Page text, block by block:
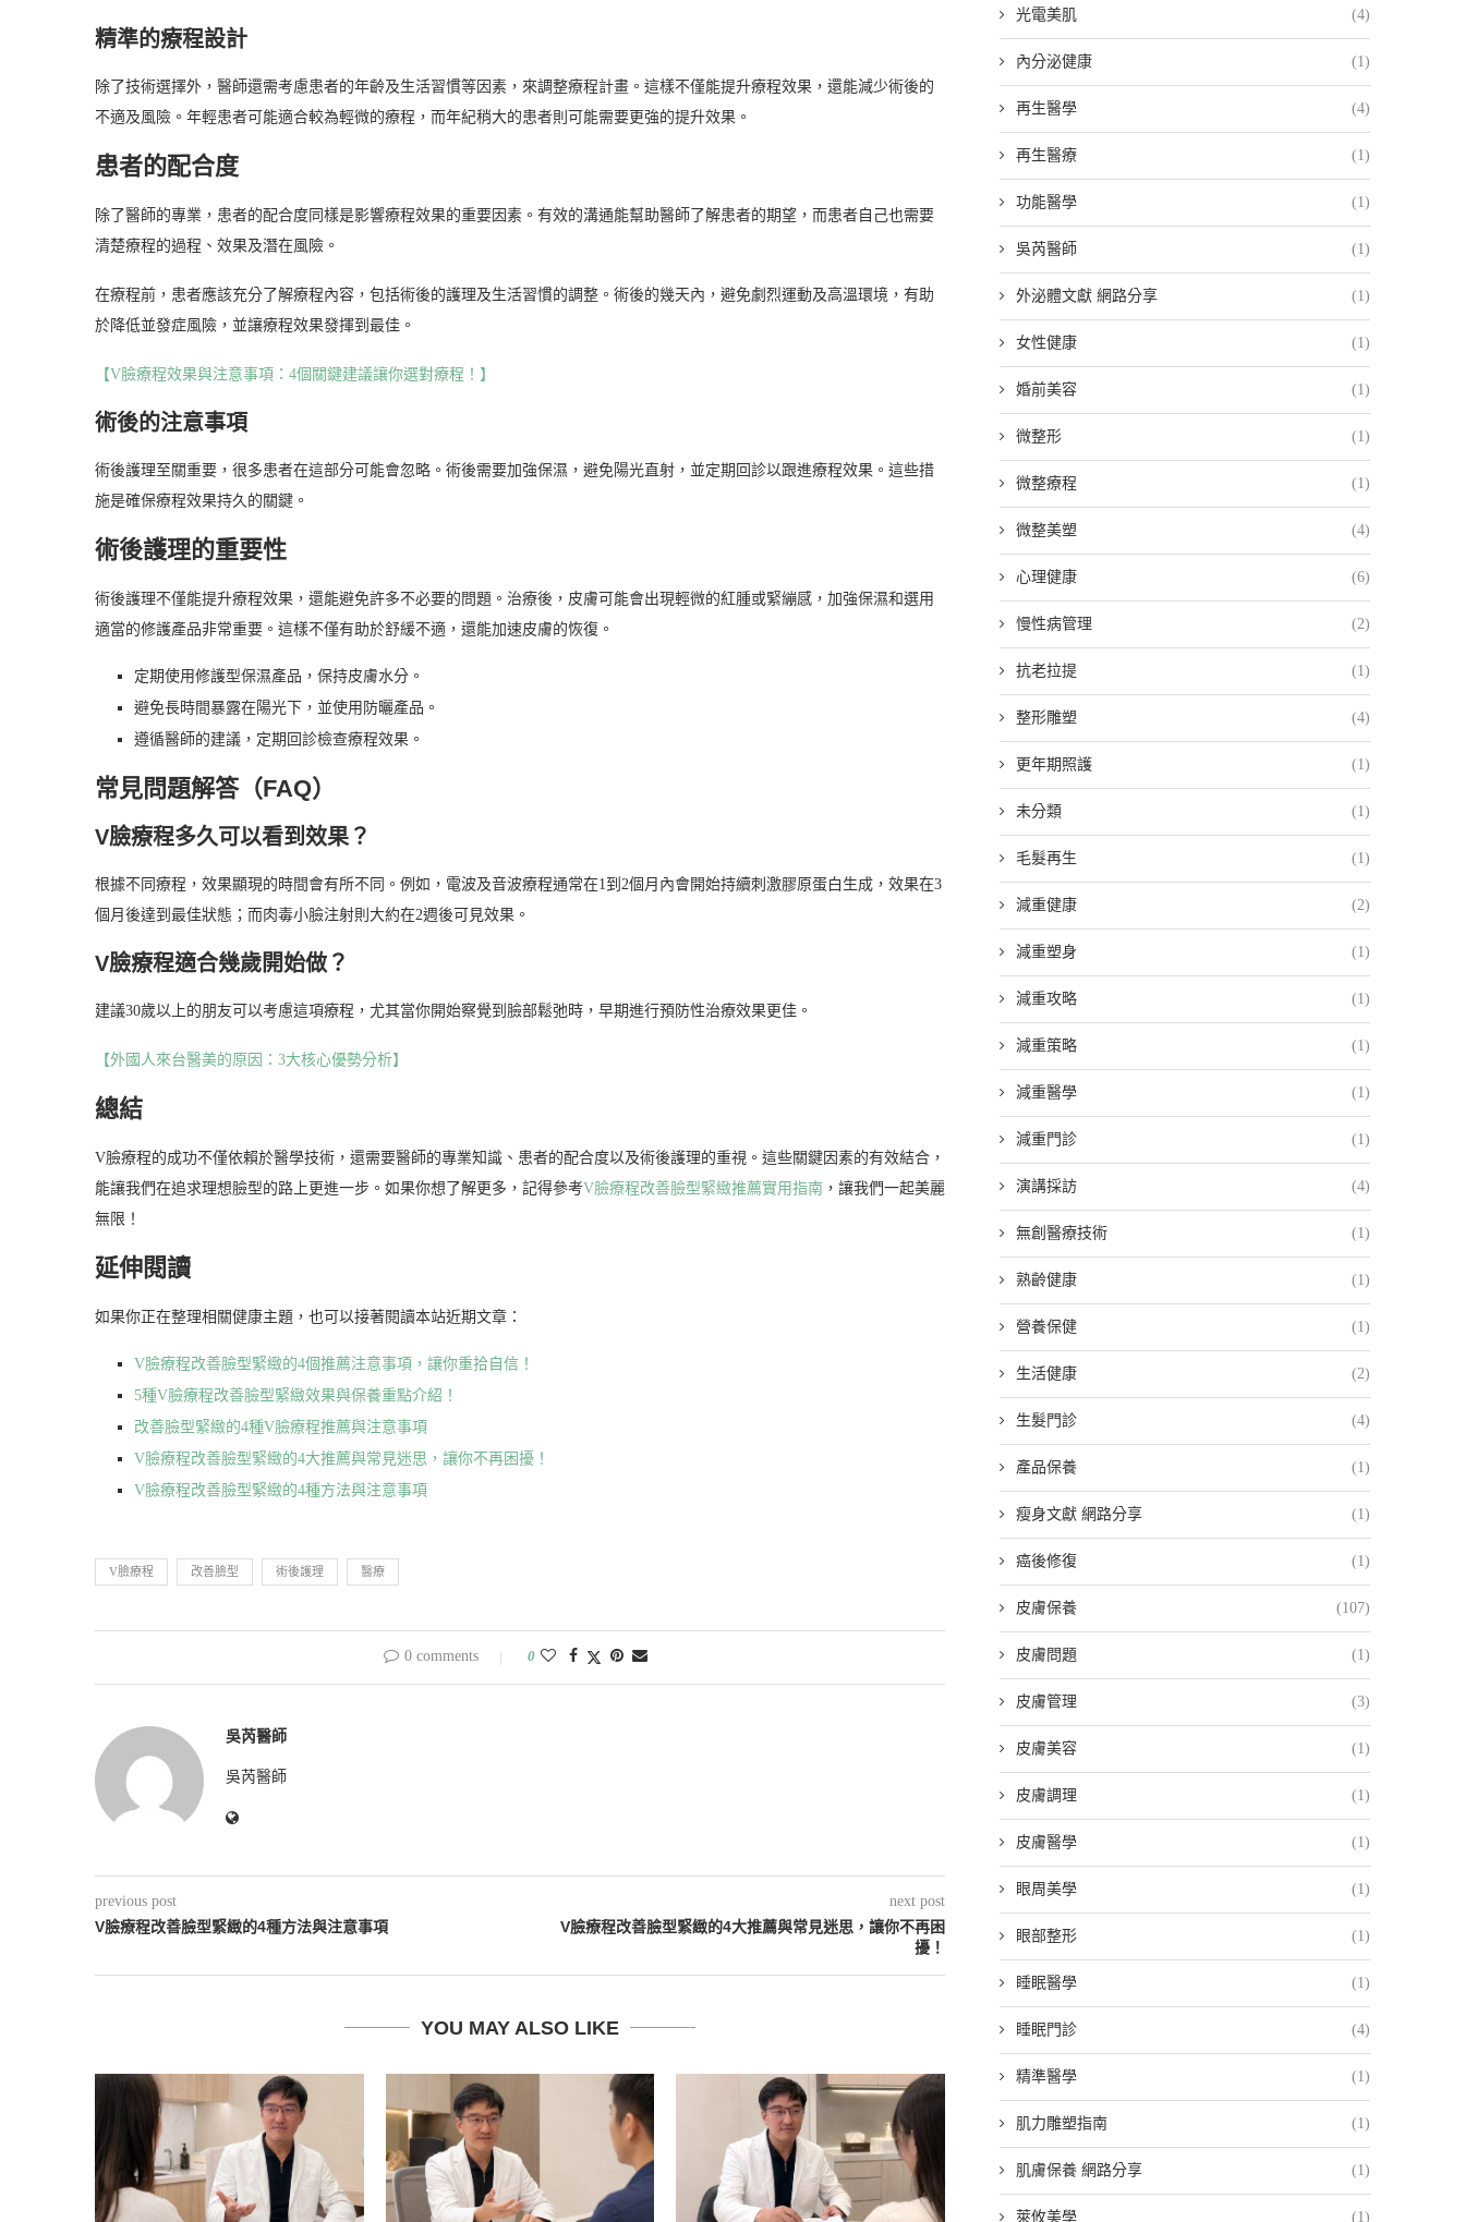
精準的療程設計
除了技術選擇外，醫師還需考慮患者的年齡及生活習慣等因素，來調整療程計畫。這樣不僅能提升療程效果，還能減少術後的
不適及風險。年輕患者可能適合較為輕微的療程，而年紀稍大的患者則可能需要更強的提升效果。
患者的配合度
除了醫師的專業，患者的配合度同樣是影響療程效果的重要因素。有效的溝通能幫助醫師了解患者的期望，而患者自己也需要
清楚療程的過程、效果及潛在風險。
在療程前，患者應該充分了解療程內容，包括術後的護理及生活習慣的調整。術後的幾天內，避免劇烈運動及高溫環境，有助
於降低並發症風險，並讓療程效果發揮到最佳。
【V臉療程效果與注意事項：4個關鍵建議讓你選對療程！】
術後的注意事項
術後護理至關重要，很多患者在這部分可能會忽略。術後需要加強保濕，避免陽光直射，並定期回診以跟進療程效果。這些措
施是確保療程效果持久的關鍵。
術後護理的重要性
術後護理不僅能提升療程效果，還能避免許多不必要的問題。治療後，皮膚可能會出現輕微的紅腫或緊繃感，加強保濕和選用
適當的修護產品非常重要。這樣不僅有助於舒緩不適，還能加速皮膚的恢復。
定期使用修護型保濕產品，保持皮膚水分。
避免長時間暴露在陽光下，並使用防曬產品。
遵循醫師的建議，定期回診檢查療程效果。
常見問題解答（FAQ）
V臉療程多久可以看到效果？
根據不同療程，效果顯現的時間會有所不同。例如，電波及音波療程通常在1到2個月內會開始持續刺激膠原蛋白生成，效果在3
個月後達到最佳狀態；而肉毒小臉注射則大約在2週後可見效果。
V臉療程適合幾歲開始做？
建議30歲以上的朋友可以考慮這項療程，尤其當你開始察覺到臉部鬆弛時，早期進行預防性治療效果更佳。
【外國人來台醫美的原因：3大核心優勢分析】
總結
V臉療程的成功不僅依賴於醫學技術，還需要醫師的專業知識、患者的配合度以及術後護理的重視。這些關鍵因素的有效結合，
能讓我們在追求理想臉型的路上更進一步。如果你想了解更多，記得參考V臉療程改善臉型緊緻推薦實用指南 ，讓我們一起美麗
無限！
延伸閱讀
如果你正在整理相關健康主題，也可以接著閱讀本站近期文章：
V臉療程改善臉型緊緻的4個推薦注意事項，讓你重拾自信！
5種V臉療程改善臉型緊緻效果與保養重點介紹！
改善臉型緊緻的4種V臉療程推薦與注意事項
V臉療程改善臉型緊緻的4大推薦與常見迷思，讓你不再困擾！
V臉療程改善臉型緊緻的4種方法與注意事項
V臉療程 改善臉型 術後護理 醫療
0 comments 0
吳芮醫師
吳芮醫師
previous post
V臉療程改善臉型緊緻的4種方法與注意事項
next post
V臉療程改善臉型緊緻的4大推薦與常見迷思，讓你不再困
擾！
YOU MAY ALSO LIKE
光電美肌 (4)
內分泌健康 (1)
再生醫學 (4)
再生醫療 (1)
功能醫學 (1)
吳芮醫師 (1)
外泌體文獻 網路分享 (1)
女性健康 (1)
婚前美容 (1)
微整形 (1)
微整療程 (1)
微整美塑 (4)
心理健康 (6)
慢性病管理 (2)
抗老拉提 (1)
整形雕塑 (4)
更年期照護 (1)
未分類 (1)
毛髮再生 (1)
減重健康 (2)
減重塑身 (1)
減重攻略 (1)
減重策略 (1)
減重醫學 (1)
減重門診 (1)
演講採訪 (4)
無創醫療技術 (1)
熟齡健康 (1)
營養保健 (1)
生活健康 (2)
生髮門診 (4)
產品保養 (1)
瘦身文獻 網路分享 (1)
癌後修復 (1)
皮膚保養 (107)
皮膚問題 (1)
皮膚管理 (3)
皮膚美容 (1)
皮膚調理 (1)
皮膚醫學 (1)
眼周美學 (1)
眼部整形 (1)
睡眠醫學 (1)
睡眠門診 (4)
精準醫學 (1)
肌力雕塑指南 (1)
肌膚保養 網路分享 (1)
萊攸美學 (1)